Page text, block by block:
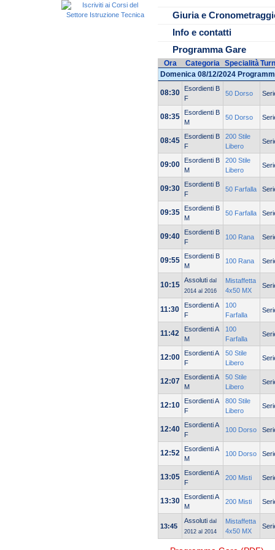
Giuria e
Info e contatti
BAR APERTO!!!
Programma Gare
Ora Categoria Specialità
Domenica 08/12/2024
08:30
Esordienti B
F
50 Dorso
08:35
Esordienti B
M
50 Dorso
08:45
Esordienti B
F
200 Stile
Libero
09:00
Esordienti B
M
200 Stile
Libero
09:30
Esordienti B
F
50 Farfalla
09:35
Esordienti B
M
50 Farfalla
09:40
Esordienti B
F
100 Rana
09:55
Esordienti B
M
100 Rana
10:15
Assoluti dal
2014 al 2016
Mistaffetta
4x50 MX
11:30
Esordienti A
F
100
Farfalla
11:42
Esordienti A
M
100
Farfalla
12:00
Esordienti A
F
50 Stile
Libero
12:07
Esordienti A
M
50 Stile
Libero
12:10
Esordienti A
F
800 Stile
Libero
12:40
Esordienti A
F
100 Dorso
12:52
Esordienti A
M
100 Dorso
13:05
Esordienti A
F
200 Misti
13:30
Esordienti A
M
200 Misti
13:45
Assoluti dal
2012 al 2014
Mistaffetta
4x50 MX